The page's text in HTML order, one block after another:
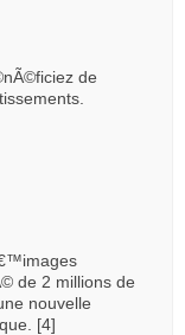
de
de 2 millions de
nouvelle
[4]